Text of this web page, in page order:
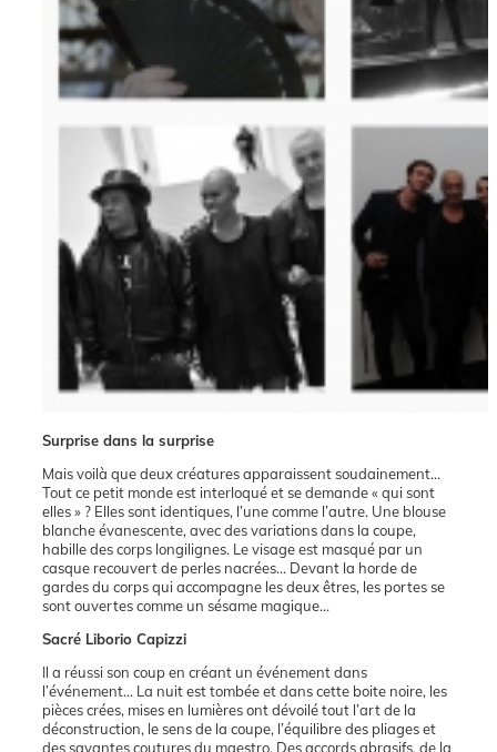
Surprise dans la surprise
Mais voilà que deux créatures apparaissent soudainement…
Tout ce petit monde est interloqué et se demande « qui sont
elles » ? Elles sont identiques, l’une comme l’autre. Une blouse
blanche évanescente, avec des variations dans la coupe,
habille des corps longilignes. Le visage est masqué par un
casque recouvert de perles nacrées… Devant la horde de
gardes du corps qui accompagne les deux êtres, les portes se
sont ouvertes comme un sésame magique…
Sacré Liborio Capizzi
Il a réussi son coup en créant un événement dans
l’événement… La nuit est tombée et dans cette boite noire, les
pièces crées, mises en lumières ont dévoilé tout l’art de la
déconstruction, le sens de la coupe, l’équilibre des pliages et
des savantes coutures du maestro. Des accords abrasifs, de la